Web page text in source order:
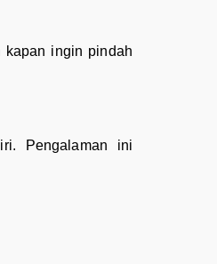
kapan ingin pindah
Pengalaman ini